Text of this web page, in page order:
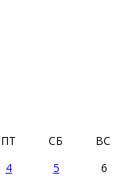
ПТ СБ
ВС
4 5
6